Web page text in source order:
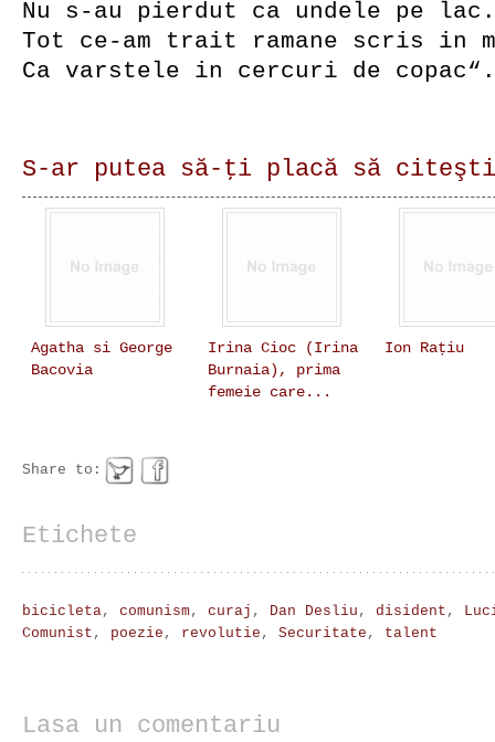
Nu s-au pierdut ca undele pe lac.
Tot ce-am trait ramane scris in
Ca varstele in cercuri de copac“.
S-ar putea să-ţi placă să
Agatha si George
Bacovia
Irina Cioc (Irina
Burnaia), prima
femeie care...
Ion Rațiu
Share to:
Etichete
bicicleta, comunism, curaj , Dan Desliu , disident ,
Comunist , poezie , revolutie , Securitate , talent
Lasa un comentariu